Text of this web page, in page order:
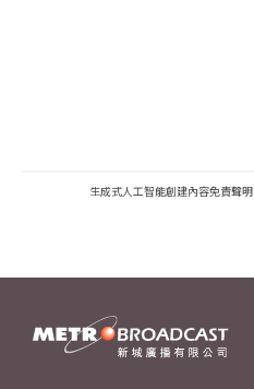
生成式人工智能創建內容免責聲明